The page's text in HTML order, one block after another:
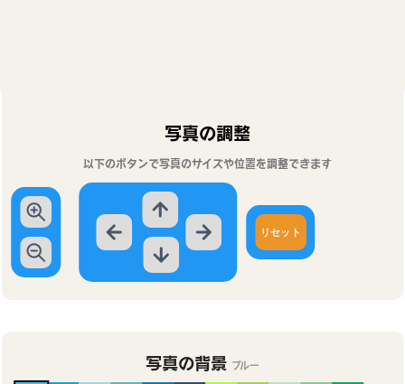
写真の調整
以下のボタンで写真のサイズや位置を調整できます
リセット
写真の背景 ブルー